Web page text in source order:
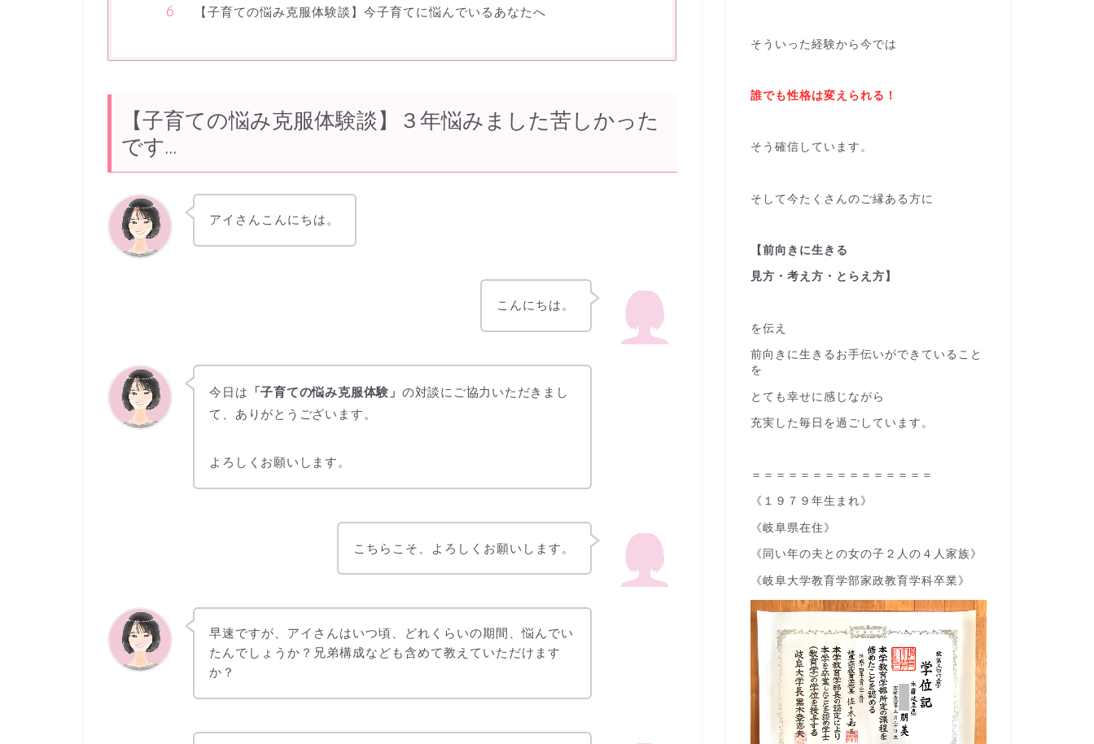
【子育ての悩み克服体験談】今子育てに悩んでいるあなたへ
【子育ての悩み克服体験談】３年悩みました苦しかった
です…
アイさんこんにちは。
こんにちは。
今日は 「子育ての悩み克服体験」 の対談にご協力いただきまし
て、ありがとうございます。
よろしくお願いします。
こちらこそ、よろしくお願いします。
早速ですが、アイさんはいつ頃、どれくらいの期間、悩んでい
たんでしょうか？兄弟構成なども含めて教えていただけます
か？
そういった経験から今では
誰でも性格は変えられる！
そう確信しています。
そして今たくさんのご縁ある方に
【前向きに生きる
見方・考え方・とらえ方】
を伝え
前向きに生きるお手伝いができていること
を
とても幸せに感じながら
充実した毎日を過ごしています。
＝＝＝＝＝＝＝＝＝＝＝＝＝＝＝
《１９７９年生まれ》
《岐阜県在住》
《同い年の夫との女の子２人の４人家族》
《岐阜大学教育学部家政教育学科卒業》